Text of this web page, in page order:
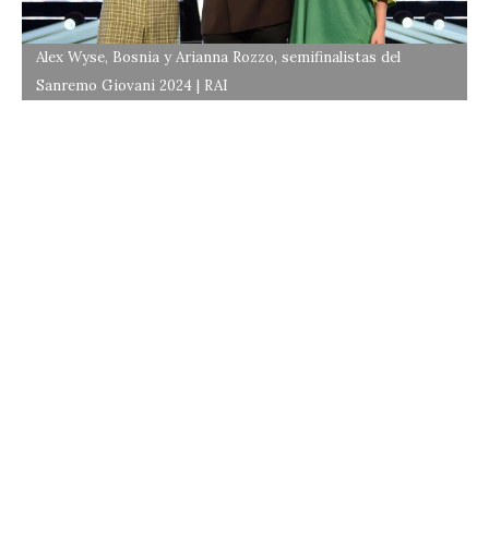
Alex Wyse, Bosnia y Arianna Rozzo, semifinalistas del
Sanremo Giovani 2024 | RAI